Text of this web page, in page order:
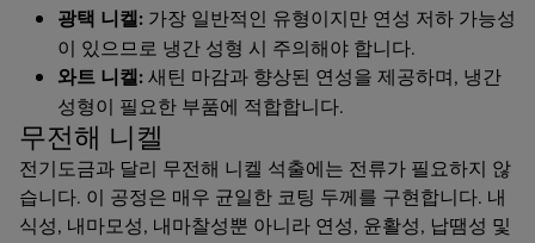
광택 니켈: 가장 일반적인 유형이지만 연성 저하 가능성
이 있으므로 냉간 성형 시 주의해야 합니다.
와트 니켈:새틴 마감과 향상된 연성을 제공하며, 냉간
성형이 필요한 부품에 적합합니다.
무전해 니켈
전기도금과 달리 무전해 니켈 석출에는 전류가 필요하지 않
습니다. 이 공정은 매우 균일한 코팅 두께를 구현합니다. 내
식성, 내마모성, 내마찰성뿐 아니라 연성, 윤활성, 납땜성 및